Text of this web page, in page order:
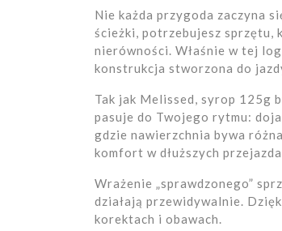
Nie każda przygoda zaczyna
ścieżki, potrzebujesz sprzętu,
nierówności. Właśnie w tej
konstrukcja stworzona do
Tak jak Melissed, syrop 125g
pasuje do Twojego rytmu:
gdzie nawierzchnia bywa
komfort w dłuższych
Wrażenie „sprawdzonego”
działają przewidywalnie.
korektach i obawach.